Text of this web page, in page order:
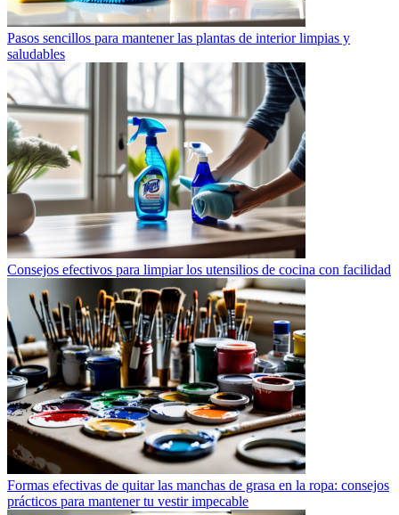
Pasos sencillos para mantener las plantas de interior limpias y
saludables
Consejos efectivos para limpiar los utensilios de cocina con facilidad
Formas efectivas de quitar las manchas de grasa en la ropa: consejos
prácticos para mantener tu vestir impecable